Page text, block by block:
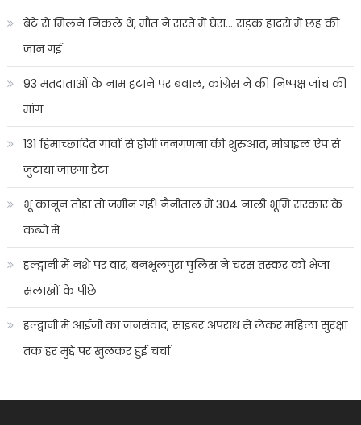
बेटे से मिलने निकले थे, मौत ने रास्ते में घेरा… सड़क हादसे में छह की
जान गई
93 मतदाताओं के नाम हटाने पर बवाल, कांग्रेस ने की निष्पक्ष जांच की
मांग
131 हिमाच्छादित गांवों से होगी जनगणना की शुरुआत, मोबाइल ऐप से
जुटाया जाएगा डेटा
भू कानून तोड़ा तो जमीन गई! नैनीताल में 304 नाली भूमि सरकार के
कब्जे में
हल्द्वानी में नशे पर वार, बनभूलपुरा पुलिस ने चरस तस्कर को भेजा
सलाखों के पीछे
हल्द्वानी में आईजी का जनसंवाद, साइबर अपराध से लेकर महिला सुरक्षा
तक हर मुद्दे पर खुलकर हुई चर्चा